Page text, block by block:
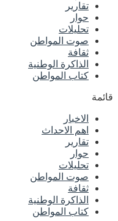
تقارير
حوار
تحليلات
صوت المواطن
ثقافة
الذاكرة الوطنية
كتاب المواطن
قائمة
الاخبار
اهم الاحداث
تقارير
حوار
تحليلات
صوت المواطن
ثقافة
الذاكرة الوطنية
كتاب المواطن